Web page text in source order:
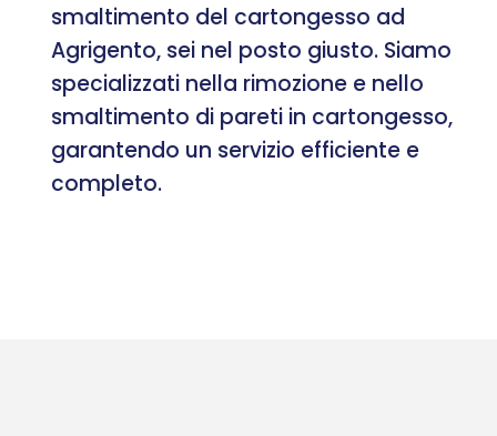
smaltimento del cartongesso ad
Agrigento, sei nel posto giusto. Siamo
specializzati nella rimozione e nello
smaltimento di pareti in cartongesso,
garantendo un servizio efficiente e
completo.